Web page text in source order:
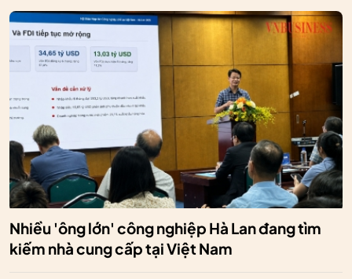
Nhiều 'ông lớn' công nghiệp Hà Lan đang tìm
kiếm nhà cung cấp tại Việt Nam